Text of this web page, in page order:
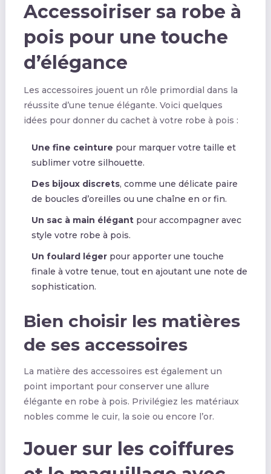
Accessoiriser sa robe à
pois pour une touche
d’élégance
Les accessoires jouent un rôle primordial dans la
réussite d’une tenue élégante. Voici quelques
idées pour donner du cachet à votre robe à pois :
Une fine ceinture pour marquer votre taille et
sublimer votre silhouette.
Des bijoux discrets, comme une délicate paire
de boucles d’oreilles ou une chaîne en or fin.
Un sac à main élégantpour accompagner avec
style votre robe à pois.
Un foulard légerpour apporter une touche
finale à votre tenue, tout en ajoutant une note de
sophistication.
Bien choisir les matières
de ses accessoires
La matière des accessoires est également un
point important pour conserver une allure
élégante en robe à pois. Privilégiez les matériaux
nobles comme le cuir, la soie ou encore l’or.
Jouer sur les coiffures